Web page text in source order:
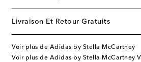
Livraison Et Retour Gratuits
Voir plus de Adidas by Stella McCartney
Voir plus de Adidas by Stella McCartney